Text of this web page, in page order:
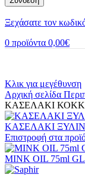
Ξεχάσατε τον
0 προϊόντα 0,00€
Κλικ για μεγέθυνση
Αρχική σελίδα
ΚΑΣΕΛΑΚΙ
ΚΑΣΕΛΑΚΙ
Επιστροφή στα
MINK OIL 75ml GL